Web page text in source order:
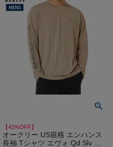
【41%OFF】
オークリー US規格 エンハンス
長袖 Tシャツ エヴォ Qd Slv 4.7